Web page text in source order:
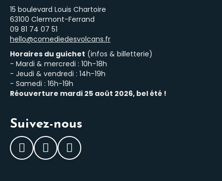
15 boulevard Louis Chartoire
63100 Clermont-Ferrand
‭09 81 74 07 51‬
hello@comediedesvolcans.fr
Horaires du guichet (infos & billetterie)
- Mardi & mercredi : 10h-18h
- Jeudi & vendredi : 14h-19h
- Samedi : 16h-19h
Réouverture mardi 25 août 2026, bel été !
Suivez-nous
Facebook
InstagramLinkedIn